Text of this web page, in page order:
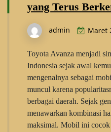
yang Terus
admin Maret
Toyota Avanza menjadi
Indonesia sejak awal
mengenalnya sebagai
muncul karena
berbagai daerah. Sejak
menawarkan kombinasi
maksimal. Mobil ini